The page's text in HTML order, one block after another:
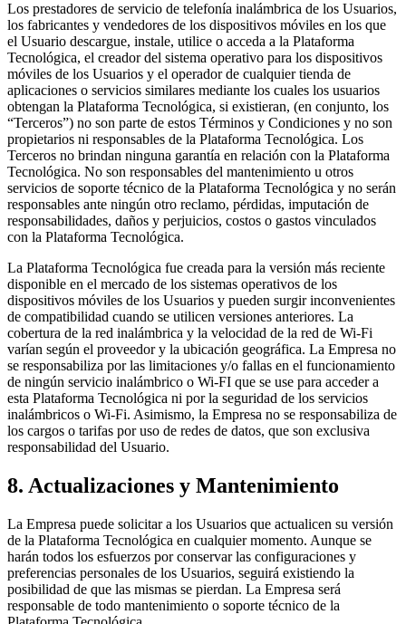
Los prestadores de servicio de telefonía inalámbrica de los Usuarios,
los fabricantes y vendedores de los dispositivos móviles en los que
el Usuario descargue, instale, utilice o acceda a la Plataforma
Tecnológica, el creador del sistema operativo para los dispositivos
móviles de los Usuarios y el operador de cualquier tienda de
aplicaciones o servicios similares mediante los cuales los usuarios
obtengan la Plataforma Tecnológica, si existieran, (en conjunto, los
“Terceros”) no son parte de estos Términos y Condiciones y no son
propietarios ni responsables de la Plataforma Tecnológica. Los
Terceros no brindan ninguna garantía en relación con la Plataforma
Tecnológica. No son responsables del mantenimiento u otros
servicios de soporte técnico de la Plataforma Tecnológica y no serán
responsables ante ningún otro reclamo, pérdidas, imputación de
responsabilidades, daños y perjuicios, costos o gastos vinculados
con la Plataforma Tecnológica.
La Plataforma Tecnológica fue creada para la versión más reciente
disponible en el mercado de los sistemas operativos de los
dispositivos móviles de los Usuarios y pueden surgir inconvenientes
de compatibilidad cuando se utilicen versiones anteriores. La
cobertura de la red inalámbrica y la velocidad de la red de Wi-Fi
varían según el proveedor y la ubicación geográfica. La Empresa no
se responsabiliza por las limitaciones y/o fallas en el funcionamiento
de ningún servicio inalámbrico o Wi-FI que se use para acceder a
esta Plataforma Tecnológica ni por la seguridad de los servicios
inalámbricos o Wi-Fi. Asimismo, la Empresa no se responsabiliza de
los cargos o tarifas por uso de redes de datos, que son exclusiva
responsabilidad del Usuario.
8. Actualizaciones y Mantenimiento
La Empresa puede solicitar a los Usuarios que actualicen su versión
de la Plataforma Tecnológica en cualquier momento. Aunque se
harán todos los esfuerzos por conservar las configuraciones y
preferencias personales de los Usuarios, seguirá existiendo la
posibilidad de que las mismas se pierdan. La Empresa será
responsable de todo mantenimiento o soporte técnico de la